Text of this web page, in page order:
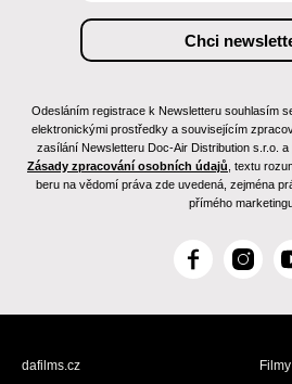
Odesláním registrace k Newsletteru souhlasím
elektronickými prostředky a souvisejícím
zasílání Newsletteru Doc-Air Distribution s.r.o.
Zásady zpracování osobních údajů , textu
beru na vědomí práva zde uvedená, zejména
přímého
F
c
I
s
dafilms.cz
Filmy